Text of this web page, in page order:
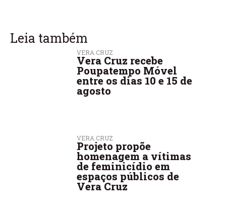
Leia também
VERA CRUZ
Vera Cruz recebe
Poupatempo Móvel
entre os dias 10 e 15 de
agosto
VERA CRUZ
Projeto propõe
homenagem a vítimas
de feminicídio em
espaços públicos de
Vera Cruz